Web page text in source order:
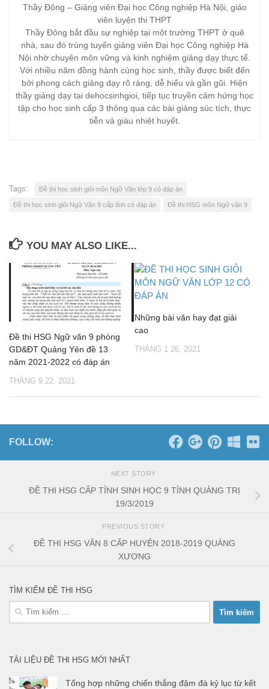
Thầy Đông – Giảng viên Đại học Công nghiệp Hà Nội, giáo
viên luyện thi THPT
Thầy Đông bắt đầu sự nghiệp tại một trường THPT ở quê
nhà, sau đó trúng tuyển giảng viên Đại học Công nghiệp Hà
Nội nhờ chuyên môn vững và kinh nghiệm giảng dạy thực tế.
Với nhiều năm đồng hành cùng học sinh, thầy được biết đến
bởi phong cách giảng dạy rõ ràng, dễ hiểu và gần gũi. Hiện
thầy giảng dạy tại dehocsinhgioi, tiếp tục truyền cảm hứng học
tập cho học sinh cấp 3 thông qua các bài giảng súc tích, thực
tiễn và giàu nhiệt huyết.
Tags: Đề thi học sinh giỏi môn Ngữ Văn lớp 9 có đáp án
Đề thi học sinh giỏi Ngữ Văn 9 cấp tỉnh có đáp án Đề thi HSG môn Ngữ văn 9
YOU MAY ALSO LIKE...
Đề thi HSG Ngữ văn 9 phòng
GD&ĐT Quảng Yên đề 13
năm 2021-2022 có đáp án
THÁNG 9 22, 2021
Những bài văn hay đạt giải
cao
THÁNG 1 26, 2021
FOLLOW:
NEXT STORY
ĐỀ THI HSG CẤP TỈNH SINH HỌC 9 TỈNH QUẢNG TRỊ
19/3/2019
PREVIOUS STORY
ĐỀ THI HSG VĂN 8 CẤP HUYỆN 2018-2019 QUẢNG
XƯƠNG
TÌM KIẾM ĐỀ THI HSG
Tìm
kiếm
TÀI LIỆU ĐỀ THI HSG MỚI NHẤT
Tổng hợp những chiến thắng đậm đà kỷ lục từ kết